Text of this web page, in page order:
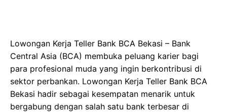
Lowongan Kerja Teller Bank BCA Bekasi – Bank
Central Asia (BCA) membuka peluang karier bagi
para profesional muda yang ingin berkontribusi di
sektor perbankan. Lowongan Kerja Teller Bank BCA
Bekasi hadir sebagai kesempatan menarik untuk
bergabung dengan salah satu bank terbesar di